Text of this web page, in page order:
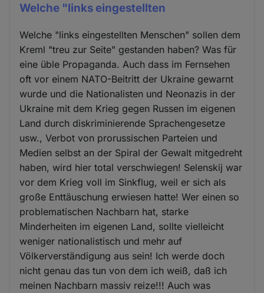
Welche "links eingestellten
Welche "links eingestellten Menschen" sollen dem
Kreml "treu zur Seite" gestanden haben? Was für
eine üble Propaganda. Auch dass im Fernsehen
oft vor einem NATO-Beitritt der Ukraine gewarnt
wurde und die Nationalisten und Neonazis in der
Ukraine mit dem Krieg gegen Russen im eigenen
Land durch diskriminierende Sprachengesetze
usw., Verbot von prorussischen Parteien und
Medien selbst an der Spiral der Gewalt mitgedreht
haben, wird hier total verschwiegen! Selenskij war
vor dem Krieg voll im Sinkflug, weil er sich als
große Enttäuschung erwiesen hatte! Wer einen so
problematischen Nachbarn hat, starke
Minderheiten im eigenen Land, sollte vielleicht
weniger nationalistisch und mehr auf
Völkerverständigung aus sein! Ich werde doch
nicht genau das tun von dem ich weiß, daß ich
meinen Nachbarn massiv reize!!! Auch was